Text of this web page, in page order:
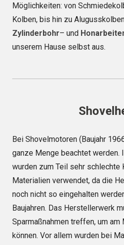
Möglichkeiten: von
Kolben, bis hin zu
Zylinderbohr– und
unserem Hause selbst aus.
Bei Shovelmotoren (Baujahr
ganze Menge beachtet werden.
wurden zum Teil sehr schlechte
Materialien verwendet, da die
noch nicht so eingehalten
Baujahren. Das Herstellerwerk
Sparmaßnahmen treffen, um
können. Vor allem wurden bei